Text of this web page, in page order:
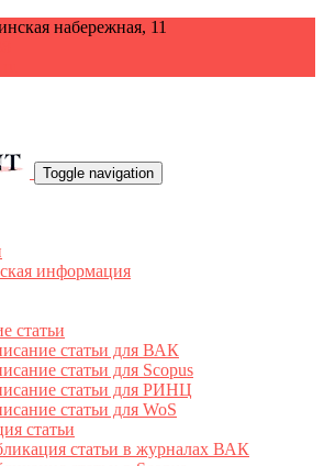
набережная, 11
Toggle navigation
информация
статьи
статьи для ВАК
статьи для Scopus
статьи для РИНЦ
статьи для WoS
статьи
статьи в журналах ВАК